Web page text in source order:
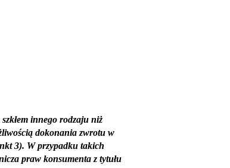
innego rodzaju niż
dokonania zwrotu w
3). W przypadku takich
praw konsumenta z tytułu